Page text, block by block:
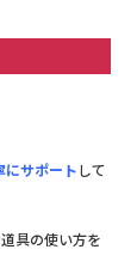
にサポートして
具の使い方を